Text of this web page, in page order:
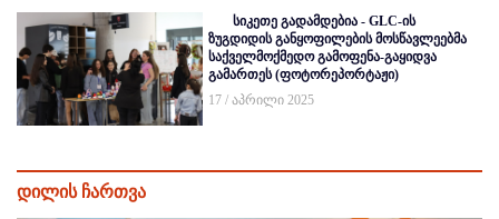
სიკეთე გადამდებია - GLC-ის
ზუგდიდის განყოფილების მოსწავლეებმა
საქველმოქმედო გამოფენა-გაყიდვა
გამართეს (ფოტორეპორტაჟი)
17 / აპრილი 2025
დილის ჩართვა